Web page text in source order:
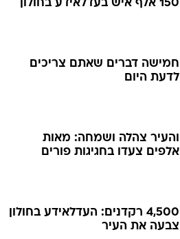
150 אלף איש בעדלאידע בחולון
חמישה דברים שאתם צריכים
לדעת היום
והעיר צהלה ושמחה: מאות
אלפים צעדו בחגיגות פורים
4,500 רקדנים: העדלאידע בחולון
צבעה את העיר